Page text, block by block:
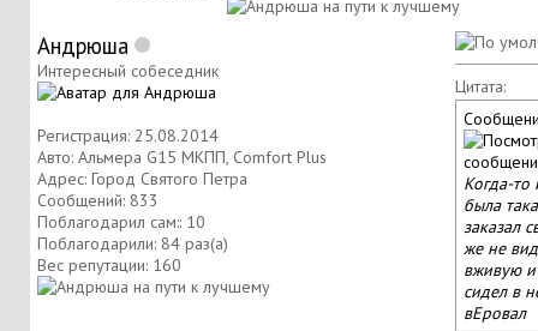
Андрюша
Интересный собеседник
Регистрация: 25.08.2014
Авто: Альмера G15 МКПП, Comfort Plus
Адрес: Город Святого Петра
Сообщений: 833
Поблагодарил сам:: 10
Поблагодарили: 84 раз(а)
Вес репутации: 160
Цитата:
Когда-то
была
заказал
же не
вживую
сидел в
вЕровал